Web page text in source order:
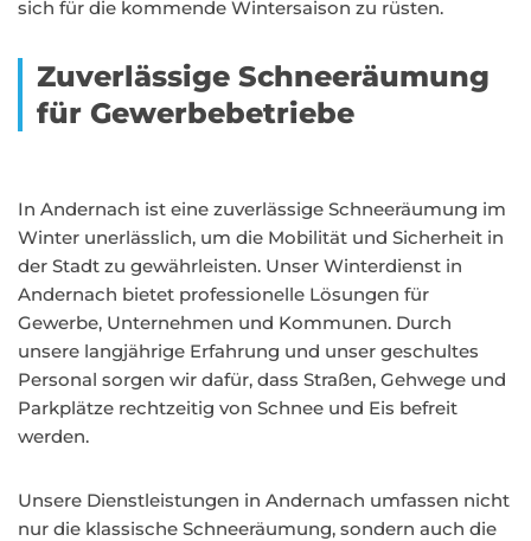
sich für die kommende Wintersaison zu rüsten.
Zuverlässige Schneeräumung
für Gewerbebetriebe
In Andernach ist eine zuverlässige Schneeräumung im
Winter unerlässlich, um die Mobilität und Sicherheit in
der Stadt zu gewährleisten. Unser Winterdienst in
Andernach bietet professionelle Lösungen für
Gewerbe, Unternehmen und Kommunen. Durch
unsere langjährige Erfahrung und unser geschultes
Personal sorgen wir dafür, dass Straßen, Gehwege und
Parkplätze rechtzeitig von Schnee und Eis befreit
werden.
Unsere Dienstleistungen in Andernach umfassen nicht
nur die klassische Schneeräumung, sondern auch die